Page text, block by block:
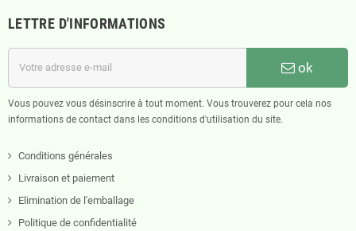
LETTRE D'INFORMATIONS
ok
Vous pouvez vous désinscrire à tout moment. Vous trouverez pour cela nos
informations de contact dans les conditions d'utilisation du site.
Conditions générales
Livraison et paiement
Elimination de l'emballage
Politique de confidentialité